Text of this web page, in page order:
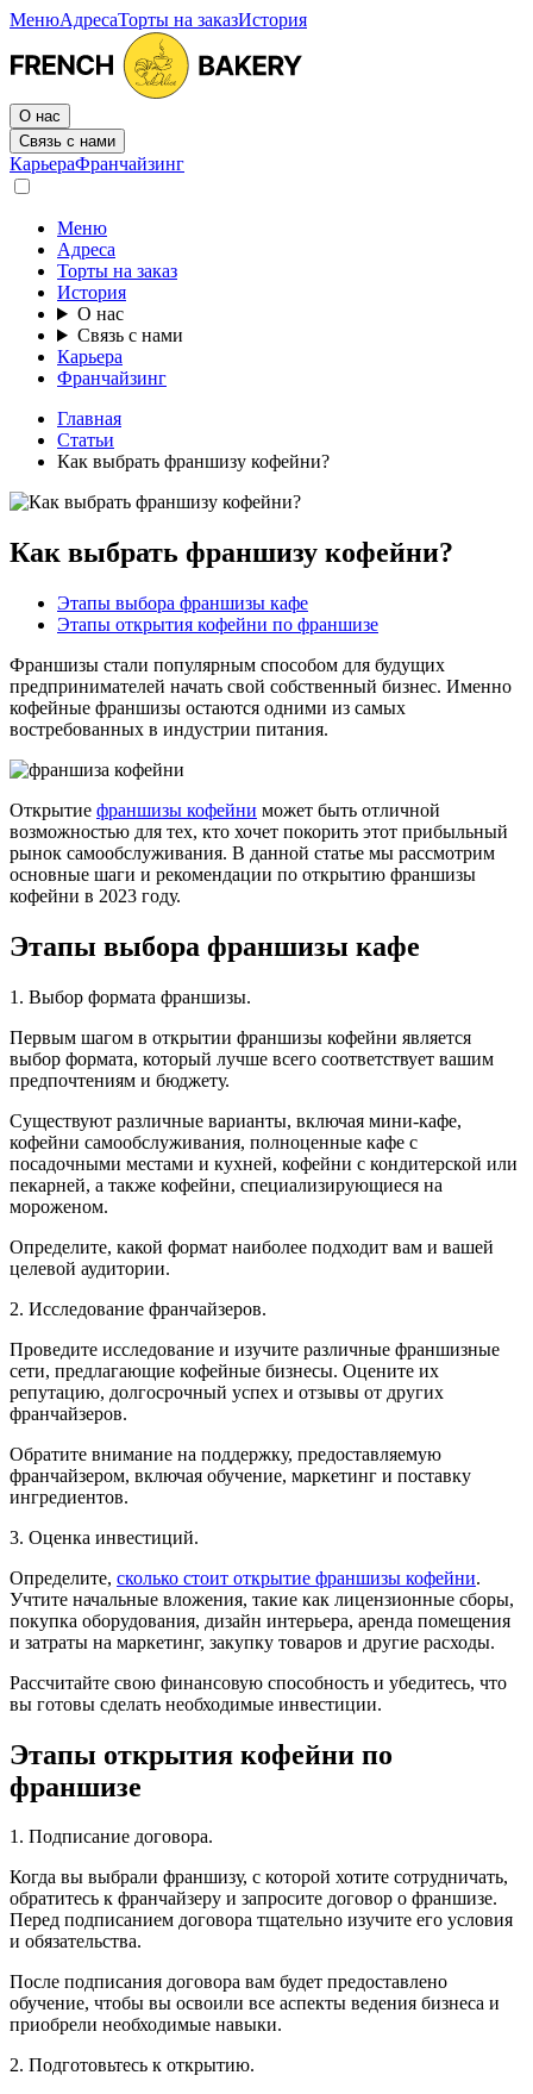
МенюАдресаТорты на заказИстория
О нас
Связь с нами
КарьераФранчайзинг
Меню
Адреса
Торты на заказ
История
О нас
Связь с нами
Карьера
Франчайзинг
Главная
Статьи
Как выбрать франшизу кофейни?
Как выбрать франшизу кофейни?
Этапы выбора франшизы кафе
Этапы открытия кофейни по франшизе
Франшизы стали популярным способом для будущих
предпринимателей начать свой собственный бизнес. Именно
кофейные франшизы остаются одними из самых
востребованных в индустрии питания.
Открытие франшизы кофейни может быть отличной
возможностью для тех, кто хочет покорить этот прибыльный
рынок самообслуживания. В данной статье мы рассмотрим
основные шаги и рекомендации по открытию франшизы
кофейни в 2023 году.
Этапы выбора франшизы кафе
1. Выбор формата франшизы.
Первым шагом в открытии франшизы кофейни является
выбор формата, который лучше всего соответствует вашим
предпочтениям и бюджету.
Существуют различные варианты, включая мини-кафе,
кофейни самообслуживания, полноценные кафе с
посадочными местами и кухней, кофейни с кондитерской или
пекарней, а также кофейни, специализирующиеся на
мороженом.
Определите, какой формат наиболее подходит вам и вашей
целевой аудитории.
2. Исследование франчайзеров.
Проведите исследование и изучите различные франшизные
сети, предлагающие кофейные бизнесы. Оцените их
репутацию, долгосрочный успех и отзывы от других
франчайзеров.
Обратите внимание на поддержку, предоставляемую
франчайзером, включая обучение, маркетинг и поставку
ингредиентов.
3. Оценка инвестиций.
Определите, сколько стоит открытие франшизы кофейни.
Учтите начальные вложения, такие как лицензионные сборы,
покупка оборудования, дизайн интерьера, аренда помещения
и затраты на маркетинг, закупку товаров и другие расходы.
Рассчитайте свою финансовую способность и убедитесь, что
вы готовы сделать необходимые инвестиции.
Этапы открытия кофейни по
франшизе
1. Подписание договора.
Когда вы выбрали франшизу, с которой хотите сотрудничать,
обратитесь к франчайзеру и запросите договор о франшизе.
Перед подписанием договора тщательно изучите его условия
и обязательства.
После подписания договора вам будет предоставлено
обучение, чтобы вы освоили все аспекты ведения бизнеса и
приобрели необходимые навыки.
2. Подготовьтесь к открытию.